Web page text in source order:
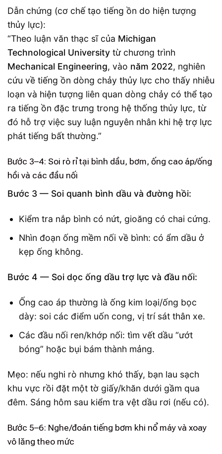
Dẫn chứng (cơ chế tạo tiếng ồn do hiện tượng
thủy lực):
“Theo luận văn thạc sĩ của Michigan
Technological University từ chương trình
Mechanical Engineering, vào năm 2022, nghiên
cứu về tiếng ồn dòng chảy thủy lực cho thấy nhiễu
loạn và hiện tượng liên quan dòng chảy có thể tạo
ra tiếng ồn đặc trưng trong hệ thống thủy lực, từ
đó hỗ trợ việc suy luận nguyên nhân khi hệ trợ lực
phát tiếng bất thường.”
Bước 3–4: Soi rò rỉ tại bình dầu, bơm, ống cao áp/ống
hồi và các đầu nối
Bước 3 — Soi quanh bình dầu và đường hồi:
Kiểm tra nắp bình có nứt, gioăng có chai cứng.
Nhìn đoạn ống mềm nối về bình: có ẩm dầu ở
kẹp ống không.
Bước 4 — Soi dọc ống dầu trợ lực và đầu nối:
Ống cao áp thường là ống kim loại/ống bọc
dày: soi các điểm uốn cong, vị trí sát thân xe.
Các đầu nối ren/khớp nối: tìm vết dầu “ướt
bóng” hoặc bụi bám thành mảng.
Mẹo: nếu nghi rò nhưng khó thấy, bạn lau sạch
khu vực rồi đặt một tờ giấy/khăn dưới gầm qua
đêm. Sáng hôm sau kiểm tra vệt dầu rơi (nếu có).
Bước 5–6: Nghe/đoán tiếng bơm khi nổ máy và xoay
vô lăng theo mức